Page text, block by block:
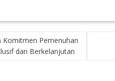
Komitmen Pemenuhan
dan Berkelanjutan